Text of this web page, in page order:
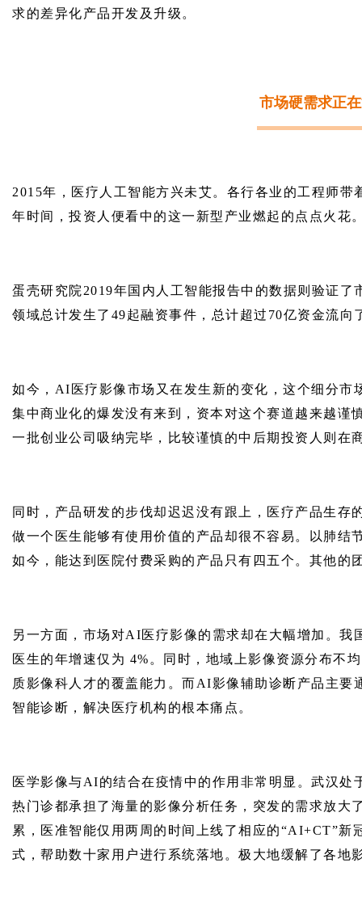
求的差异化产品开发及升级。
市场硬需求正
2015年，医疗人工智能方兴未艾。各行各业的工程师
年时间，投资人便看中的这一新型产业燃起的点点火花
蛋壳研究院2019年国内人工智能报告中的数据则验证
领域总计发生了49起融资事件，总计超过70亿资金流向
如今，AI医疗影像市场又在发生新的变化，这个细分市
集中商业化的爆发没有来到，资本对这个赛道越来越
一批创业公司吸纳完毕，比较谨慎的中后期投资人则在
同时，产品研发的步伐却迟迟没有跟上，医疗产品生存
做一个医生能够有使用价值的产品却很不容易。以肺结
如今，能达到医院付费采购的产品只有四五个。其他的
另一方面，市场对AI医疗影像的需求却在大幅增加。
医生的年增速仅为 4%。同时，地域上影像资源分布不
质影像科人才的覆盖能力。而AI影像辅助诊断产品主
智能诊断，解决医疗机构的根本痛点。
医学影像与AI的结合在疫情中的作用非常明显。武汉
热门诊都承担了海量的影像分析任务，突发的需求放
累，医准智能仅用两周的时间上线了相应的“AI+CT”
式，帮助数十家用户进行系统落地。极大地缓解了各地